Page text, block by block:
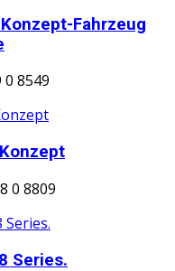
Fahrzeug
0 8549
0 8809
Series.